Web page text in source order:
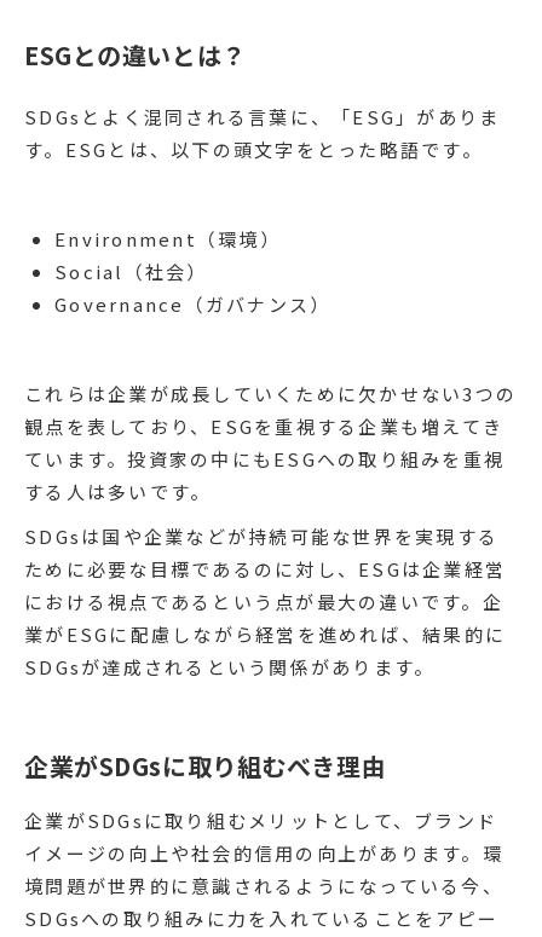
ESGとの違いとは？
SDGsとよく混同される言葉に、「ESG」がありま
す。ESGとは、以下の頭文字をとった略語です。
Environment（環境）
Social（社会）
Governance（ガバナンス）
これらは企業が成長していくために欠かせない3つの
観点を表しており、ESGを重視する企業も増えてき
ています。投資家の中にもESGへの取り組みを重視
する人は多いです。
SDGsは国や企業などが持続可能な世界を実現する
ために必要な目標であるのに対し、ESGは企業経営
における視点であるという点が最大の違いです。企
業がESGに配慮しながら経営を進めれば、結果的に
SDGsが達成されるという関係があります。
企業がSDGsに取り組むべき理由
企業がSDGsに取り組むメリットとして、ブランド
イメージの向上や社会的信用の向上があります。環
境問題が世界的に意識されるようになっている今、
SDGsへの取り組みに力を入れていることをアピー